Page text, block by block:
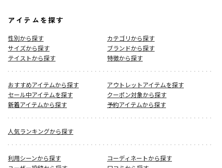
アイテムを探す
性別から探す
カテゴリから探す
サイズから探す
ブランドから探す
テイストから探す
特徴から探す
おすすめアイテムから探す
アウトレットアイテムを探す
セール中アイテムを探す
クーポン対象から探す
新着アイテムから探す
予約アイテムから探す
人気ランキングから探す
利用シーンから探す
コーディネートから探す